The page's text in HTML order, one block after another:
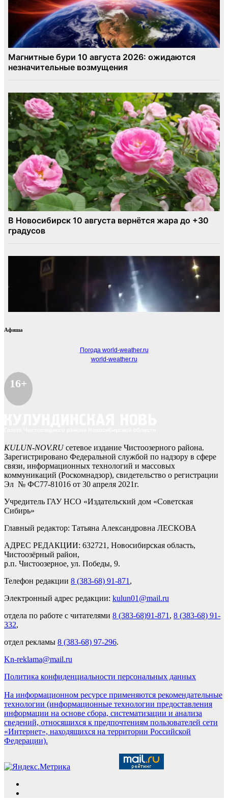
Афиша
Погода world-weather.ru
world-weather.ru
16+
KULUN-NOV.RUсетевое издание Чистоозерного района.
Зарегистрировано Федеральной службой по надзору в сфере
связи, информационных технологий и массовых
коммуникаций (Роскомнадзор), свидетельство о регистрации
Эл № ФС77-81016 от 30 апреля 2021г.
Учредитель ГАУ НСО «Издательский дом «Советская
Сибирь»
Главный редактор: Татьяна Александровна ЛЕСКОВА
АДРЕС РЕДАКЦИИ: 632721, Новосибирская область,
Чистоозёрный район,
р.п. Чистоозерное, ул. Победы, 9.
Телефон редакции 8 (383-68) 91-871 ,
Электронный адрес редакции: kulun01@mail.ru
отдела по работе с читателями 8 (383-68)91-871 , 8 (383-68) 91-
332,
отдел рекламы 8 (383-68) 97-296.
Kn-reklama@mail.ru
Политика конфиденциальности персональных данных
На информационном ресурсе применяются рекомендательные
технологии (информационные технологии предоставления
информации на основе сбора, систематизации и анализа
сведений, относящихся к предпочтениям пользователей сети
«Интернет», находящихся на территории Российской
Федерации).